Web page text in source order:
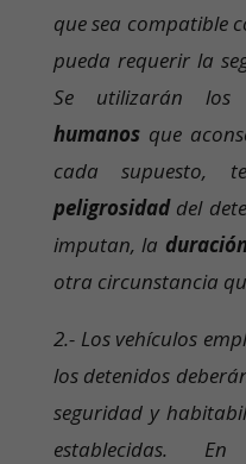
que sea compatible
pueda requerir la
Se utilizarán los
humanosque
cada supuesto,
peligrosidaddel
imputan, la
otra circunstancia
2.- Los vehículos
los detenidos
seguridad y
establecidas.